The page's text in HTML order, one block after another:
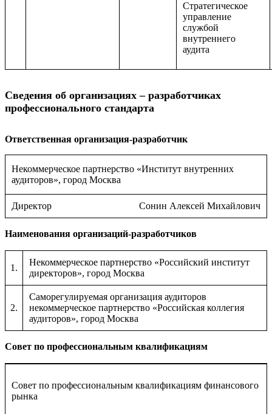
Стратегическое
управление
службой
внутреннего
аудита
Сведения об организациях – разработчиках
профессионального стандарта
Ответственная организация-разработчик
Некоммерческое партнерство «Институт внутренних
аудиторов», город Москва
Директор Сонин Алексей Михайлович
Наименования организаций-разработчиков
1.
Некоммерческое партнерство «Российский институт
директоров», город Москва
2.
Саморегулируемая организация аудиторов
некоммерческое партнерство «Российская коллегия
аудиторов», город Москва
Совет по профессиональным квалификациям
Совет по профессиональным квалификациям финансового
рынка